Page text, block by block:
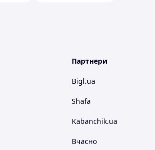
Партнери
Bigl.ua
Shafa
Kabanchik.ua
Вчасно